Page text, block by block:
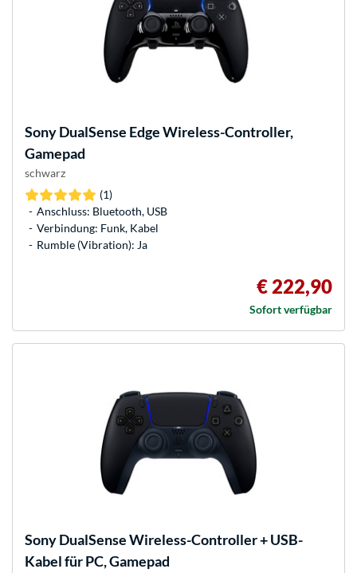
SonyDualSense Edge Wireless-Controller,
Gamepad
schwarz
(1)
Anschluss: Bluetooth, USB
Verbindung: Funk, Kabel
Rumble (Vibration): Ja
€ 222,90
Sofort verfügbar
SonyDualSense Wireless-Controller + USB-
Kabel für PC, Gamepad